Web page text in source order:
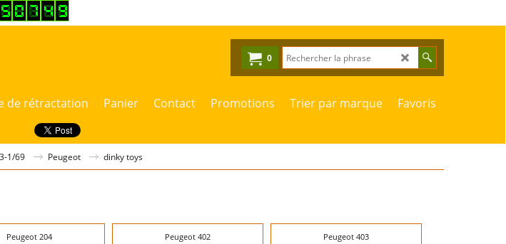
0
de rétractation Panier Contact Promotions Trier par marque Favoris
1/69 Peugeot dinky toys
Peugeot 204 Peugeot 402 Peugeot 403